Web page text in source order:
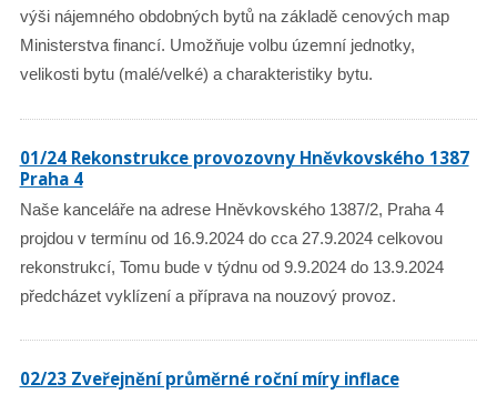
výši nájemného obdobných bytů na základě cenových map
Ministerstva financí. Umožňuje volbu územní jednotky,
velikosti bytu (malé/velké) a charakteristiky bytu.
01/24 Rekonstrukce provozovny Hněvkovského 1387
Praha 4
Naše kanceláře na adrese Hněvkovského 1387/2, Praha 4
projdou v termínu od 16.9.2024 do cca 27.9.2024 celkovou
rekonstrukcí, Tomu bude v týdnu od 9.9.2024 do 13.9.2024
předcházet vyklízení a příprava na nouzový provoz.
02/23 Zveřejnění průměrné roční míry inflace